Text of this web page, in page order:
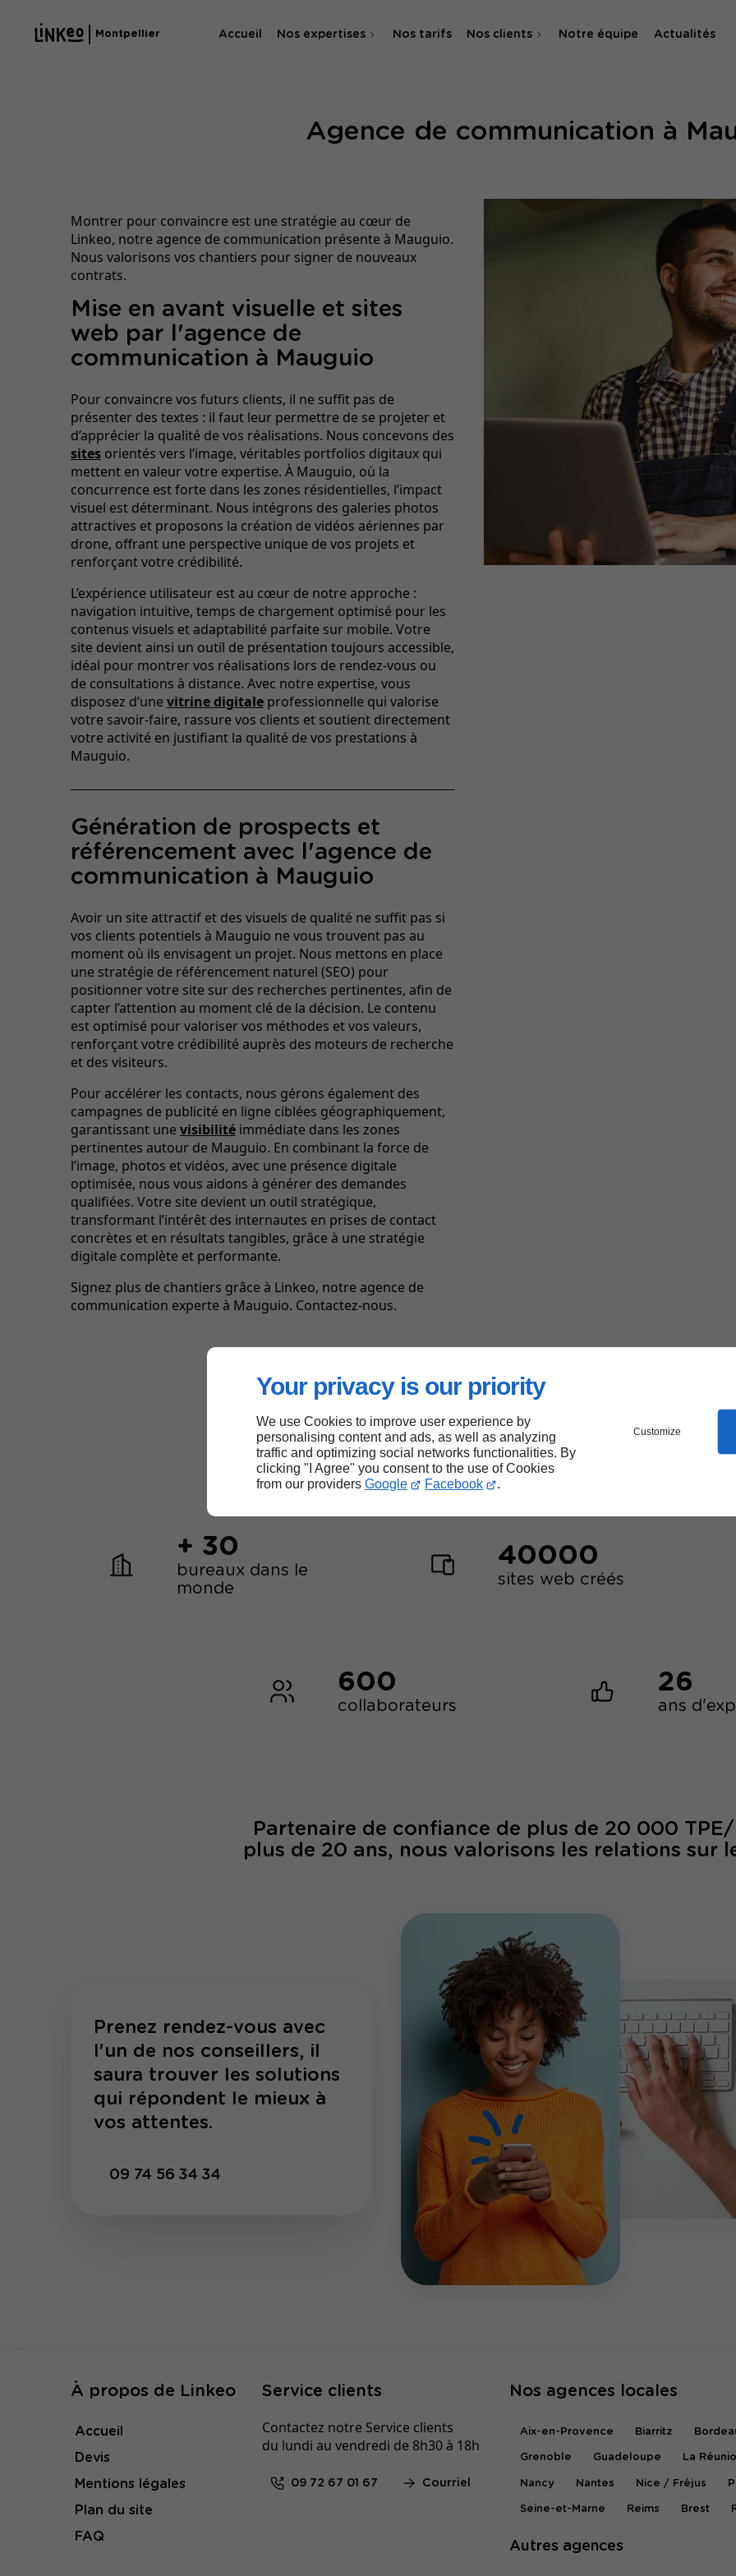
Your privacy is our priority
We use Cookies to improve user experience by
personalising content and ads, as well as analyzing
traffic and optimizing social networks functionalities. By
clicking "I Agree" you consent to the use of Cookies
from our providers Google Facebook .
Customize
Montpellier Accueil Nos expertises
Agence SEA & SMA
Nos tarifs Nos clients Notre équipe Actualités
Agence de communication à
Montrer pour convaincre est une stratégie au cœur de
Linkeo, notre agence de communication présente à Mauguio.
Nous valorisons vos chantiers pour signer de nouveaux
contrats.
Mise en avant visuelle et sites
web par l'agence de
communication à Mauguio
Pour convaincre vos futurs clients, il ne suffit pas de
présenter des textes : il faut leur permettre de se projeter et
d’apprécier la qualité de vos réalisations. Nous concevons des
sitesorientés vers l’image, véritables portfolios digitaux qui
mettent en valeur votre expertise. À Mauguio, où la
concurrence est forte dans les zones résidentielles, l’impact
visuel est déterminant. Nous intégrons des galeries photos
attractives et proposons la création de vidéos aériennes par
drone, offrant une perspective unique de vos projets et
renforçant votre crédibilité.
L’expérience utilisateur est au cœur de notre approche :
navigation intuitive, temps de chargement optimisé pour les
contenus visuels et adaptabilité parfaite sur mobile. Votre
site devient ainsi un outil de présentation toujours accessible,
idéal pour montrer vos réalisations lors de rendez-vous ou
de consultations à distance. Avec notre expertise, vous
disposez d’une vitrine digitaleprofessionnelle qui valorise
votre savoir-faire, rassure vos clients et soutient directement
votre activité en justifiant la qualité de vos prestations à
Mauguio.
Génération de prospects et
référencement avec l'agence de
communication à Mauguio
Avoir un site attractif et des visuels de qualité ne suffit pas si
vos clients potentiels à Mauguio ne vous trouvent pas au
moment où ils envisagent un projet. Nous mettons en place
une stratégie de référencement naturel (SEO) pour
positionner votre site sur des recherches pertinentes, afin de
capter l’attention au moment clé de la décision. Le contenu
est optimisé pour valoriser vos méthodes et vos valeurs,
renforçant votre crédibilité auprès des moteurs de recherche
et des visiteurs.
Pour accélérer les contacts, nous gérons également des
campagnes de publicité en ligne ciblées géographiquement,
garantissant une visibilité immédiate dans les zones
pertinentes autour de Mauguio. En combinant la force de
l’image, photos et vidéos, avec une présence digitale
optimisée, nous vous aidons à générer des demandes
qualifiées. Votre site devient un outil stratégique,
transformant l’intérêt des internautes en prises de contact
concrètes et en résultats tangibles, grâce à une stratégie
digitale complète et performante.
Signez plus de chantiers grâce à Linkeo, notre agence de
communication experte à Mauguio. Contactez-nous.
Les forces
+ 30
bureaux dans le
monde
40000
sites web créés
600
collaborateurs
26
ans
Partenaire de confiance de plus de 20 000 TPE/
plus de 20 ans, nous valorisons les relations sur
Prenez rendez-vous avec
l'un de nos conseillers, il
saura trouver les solutions
qui répondent le mieux à
vos attentes.
09 74 56 34 34
À propos de Linkeo
Accueil
Devis
Mentions légales
Plan du site
FAQ
Service clients
Contactez notre Service clients
du lundi au vendredi de 8h30 à 18h
09 72 67 01 67 Courriel
Nos agences locales
Aix-en-Provence Biarritz
Grenoble Guadeloupe La
Nancy Nantes Nice / Fréjus
Seine-et-Marne Reims Brest
Autres agences